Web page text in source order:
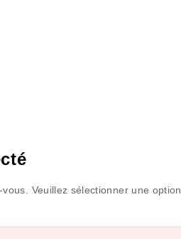
Veuillez sélectionner une option.